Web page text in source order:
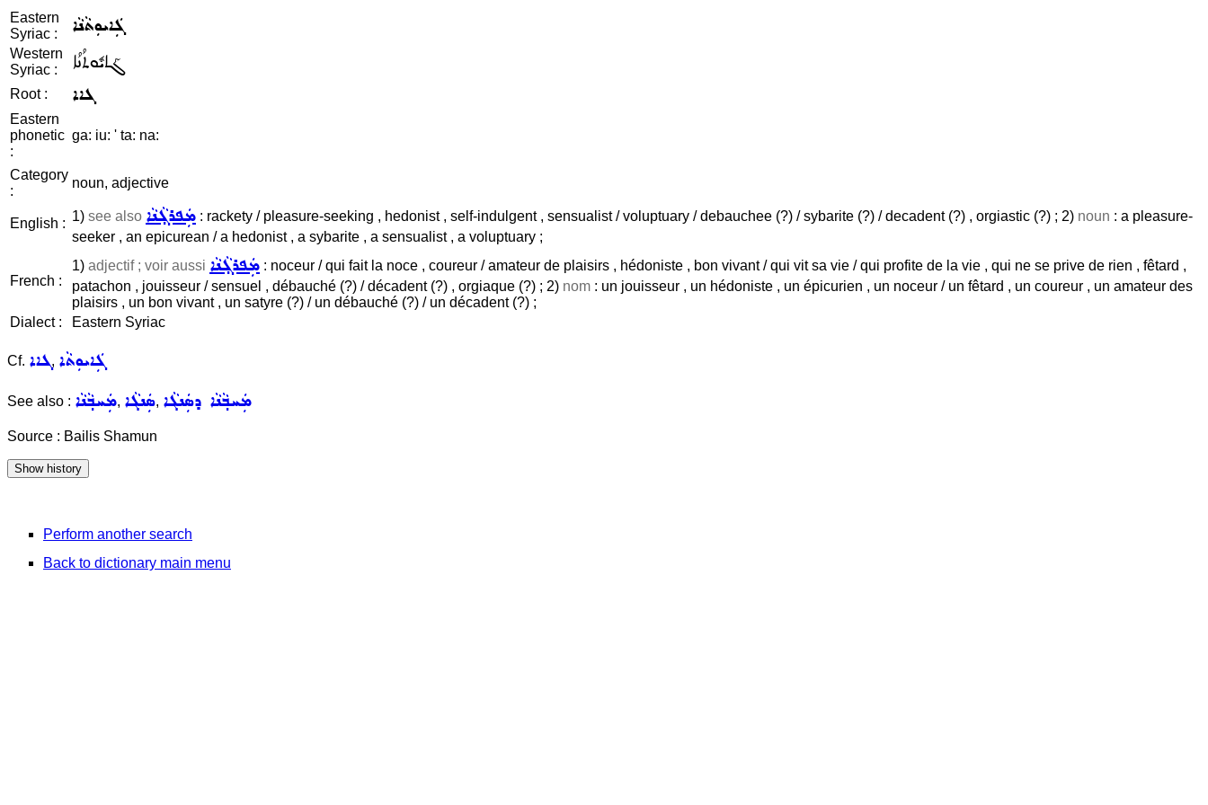
Eastern
Syriac :
ܓܲܐܝܘܼܬܵܢܵܐ
Western
Syriac :
ܓܰܐܝܽܘܬܳܢܳܐ
Root : ܓܐܐ
Eastern
phonetic
:
ga: iu: ' ta: na:
Category
:
noun, adjective
English : 1) see also ܡܲܦܪܓ݂ܵܢܵܐ : rackety / pleasure-seeking , hedonist , self-indulgent , sensualist / voluptuary / debauchee (?) / sybarite (?) / decadent (?) , orgiastic (?) ; 2) noun : a pleasure-
seeker , an epicurean / a hedonist , a sybarite , a sensualist , a voluptuary ;
French :
1) adjectif ; voir aussi ܡܲܦܪܓ݂ܵܢܵܐ : noceur / qui fait la noce , coureur / amateur de plaisirs , hédoniste , bon vivant / qui vit sa vie / qui profite de la vie , qui ne se prive de rien , fêtard ,
patachon , jouisseur / sensuel , débauché (?) / décadent (?) , orgiaque (?) ; 2) nom : un jouisseur , un hédoniste , un épicurien , un noceur / un fêtard , un coureur , un amateur des
plaisirs , un bon vivant , un satyre (?) / un débauché (?) / un décadent (?) ;
Dialect :
Eastern Syriac
Cf. ܓܐܐ, ܓܲܐܝܘܼܬܵܐ
See also : ܡܲܚܒ݂ܵܢܵܐ, ܣܲܢܓܵܐ, ܡܲܚܒ݂ܵܢܵܐ ܕܣܲܢܓܵܐ
Source : Bailis Shamun
Perform another search
Back to dictionary main menu